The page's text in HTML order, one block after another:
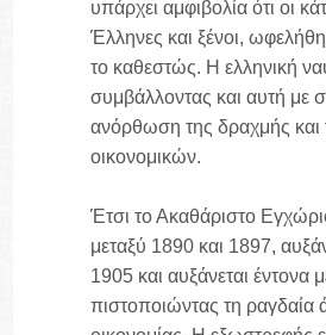
υπάρχει αμφιβολία ότι οι
Έλληνες και ξένοι,
το καθεστώς. Η ελληνική
συμβάλλοντας και αυτή με
ανόρθωση της δραχμής
οικονομικών.
Έτσι το Ακαθάριστο
μεταξύ 1890 και 1897,
1905 και αυξάνεται έντονα
πιστοποιώντας τη ραγδαία